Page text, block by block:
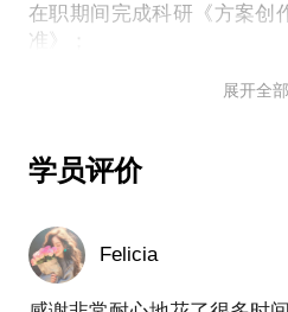
在职期间完成科研《方案创
准》；
公众号《第三视线》建筑专
从业经历:
学攻读建筑设计及理论专业
研究院有限公司，职业工作
建筑西北设计研究院有限公
展开全部
学员评价
Felicia